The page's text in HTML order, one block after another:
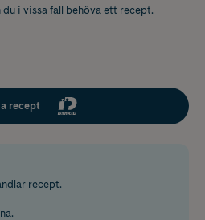
i vissa fall behöva ett recept.
recept
recept.